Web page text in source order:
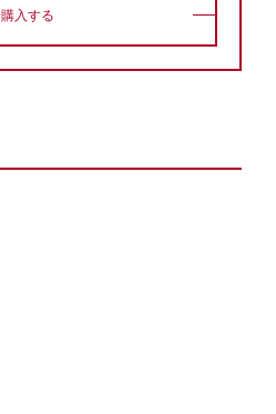
購入する